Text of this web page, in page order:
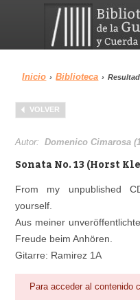
Menu
Biblioteca
Área personal
Inicio › Biblioteca ›
VOLVER
Autor:Domenico Cimarosa
Sonata No. 13 (Horst
From my unpublished
yourself.
Aus meiner
Freude beim Anhören.
Gitarre: Ramirez 1A
Para acceder al contenido